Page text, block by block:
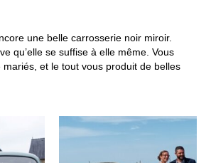
une belle carrosserie noir miroir.
qu’elle se suffise à elle même. Vous
et le tout vous produit de belles